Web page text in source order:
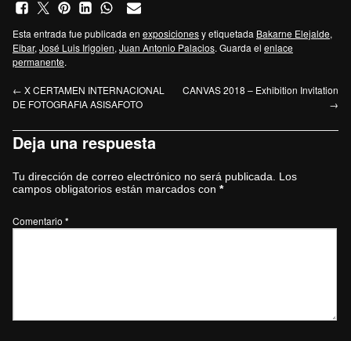
Esta entrada fue publicada en exposicionesy etiquetada Bakarne Elejalde,
Eibar, José Luis Irigoien, Juan Antonio Palacios. Guarda el enlace
permanente.
← X CERTAMEN INTERNACIONAL
DE FOTOGRAFIA ASISAFOTO
CANVAS 2018 – Exhibition Invitation
→
Deja una respuesta
Tu dirección de correo electrónico no será publicada.
Los
campos obligatorios están marcados con *
Comentario *